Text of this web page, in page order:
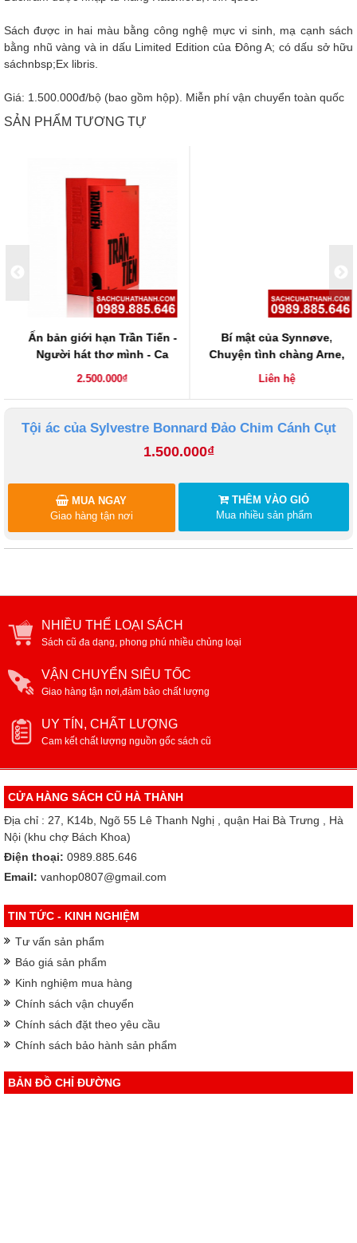
Sách được in hai màu bằng công nghệ mực vi sinh, mạ cạnh sách
bằng nhũ vàng và in dấu Limited Edition của Đông A; có dấu sở hữu
sáchnbsp;Ex libris.
Giá: 1.500.000đ/bộ (bao gồm hộp). Miễn phí vận chuyển toàn quốc
SẢN PHẨM TƯƠNG TỰ
Ấn bản giới hạn Trần Tiến -
Người hát thơ mình - Ca
khúc & những câu chuyện
2.500.000₫
Bí mật của Synnøve,
Chuyện tình chàng Arne,
Cậu trai vui vẻ
Liên hệ
Tội ác của Sylvestre Bonnard Đảo Chim Cánh Cụt
1.500.000₫
THÊM VÀO GIỎ
Mua nhiều sản phẩm
MUA NGAY
Giao hàng tận nơi
NHIỀU THỂ LOẠI SÁCH
Sách cũ đa dạng, phong phú nhiều chủng loại
VẬN CHUYỂN SIÊU TỐC
Giao hàng tận nơi,đảm bảo chất lượng
UY TÍN, CHẤT LƯỢNG
Cam kết chất lượng nguồn gốc sách cũ
CỬA HÀNG SÁCH CŨ HÀ THÀNH
Địa chỉ : 27, K14b, Ngõ 55 Lê Thanh Nghị , quận Hai Bà Trưng , Hà
Nội (khu chợ Bách Khoa)
Điện thoại: 0989.885.646
Email: vanhop0807@gmail.com
TIN TỨC - KINH NGHIỆM
Tư vấn sản phẩm
Báo giá sản phẩm
Kinh nghiệm mua hàng
Chính sách vận chuyển
Chính sách đặt theo yêu cầu
Chính sách bảo hành sản phẩm
BẢN ĐỒ CHỈ ĐƯỜNG